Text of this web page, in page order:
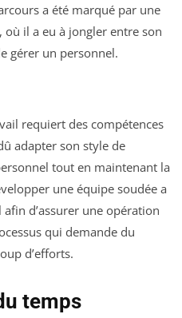
a été marqué par une
où il a eu à jongler entre son
gérer un personnel.
requiert des compétences
adapter son style de
tout en maintenant la
une équipe soudée a
d’assurer une opération
qui demande du
d’efforts.
temps